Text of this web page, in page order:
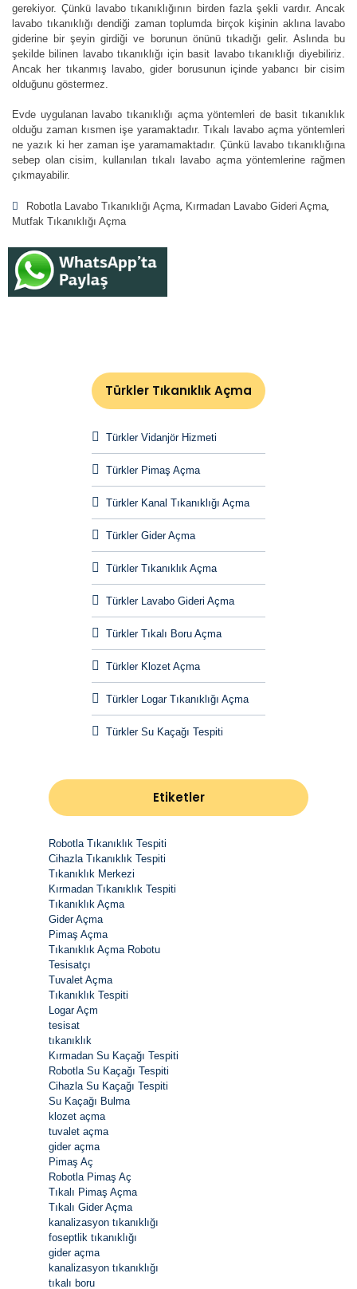
gerekiyor. Çünkü lavabo tıkanıklığının birden fazla şekli vardır. Ancak
lavabo tıkanıklığı dendiği zaman toplumda birçok kişinin aklına lavabo
giderine bir şeyin girdiği ve borunun önünü tıkadığı gelir. Aslında bu
şekilde bilinen lavabo tıkanıklığı için basit lavabo tıkanıklığı diyebiliriz.
Ancak her tıkanmış lavabo, gider borusunun içinde yabancı bir cisim
olduğunu göstermez.
Evde uygulanan lavabo tıkanıklığı açma yöntemleri de basit tıkanıklık
olduğu zaman kısmen işe yaramaktadır. Tıkalı lavabo açma yöntemleri
ne yazık ki her zaman işe yaramamaktadır. Çünkü lavabo tıkanıklığına
sebep olan cisim, kullanılan tıkalı lavabo açma yöntemlerine rağmen
çıkmayabilir.
Robotla Lavabo Tıkanıklığı Açma Kırmadan Lavabo Gideri Açma
Mutfak Tıkanıklığı Açma
Türkler Tıkanıklık Açma
Türkler Vidanjör Hizmeti
Türkler Pimaş Açma
Türkler Kanal Tıkanıklığı Açma
Türkler Gider Açma
Türkler Tıkanıklık Açma
Türkler Lavabo Gideri Açma
Türkler Tıkalı Boru Açma
Türkler Klozet Açma
Türkler Logar Tıkanıklığı Açma
Türkler Su Kaçağı Tespiti
Etiketler
Robotla Tıkanıklık Tespiti
Cihazla Tıkanıklık Tespiti
Tıkanıklık Merkezi
Kırmadan Tıkanıklık Tespiti
Tıkanıklık Açma
Gider Açma
Pimaş Açma
Tıkanıklık Açma Robotu
Tesisatçı
Tuvalet Açma
Tıkanıklık Tespiti
Logar Açm
tesisat
tıkanıklık
Kırmadan Su Kaçağı Tespiti
Robotla Su Kaçağı Tespiti
Cihazla Su Kaçağı Tespiti
Su Kaçağı Bulma
klozet açma
tuvalet açma
gider açma
Pimaş Aç
Robotla Pimaş Aç
Tıkalı Pimaş Açma
Tıkalı Gider Açma
kanalizasyon tıkanıklığı
foseptlik tıkanıklığı
gider açma
kanalizasyon tıkanıklığı
tıkalı boru